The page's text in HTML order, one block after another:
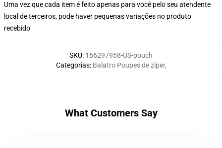
Uma vez que cada item é feito apenas para você pelo seu atendente
local de terceiros, pode haver pequenas variações no produto
recebido
SKU: 166297958-US-pouch
Categorias: Balatro Poupes de zíper,
What Customers Say